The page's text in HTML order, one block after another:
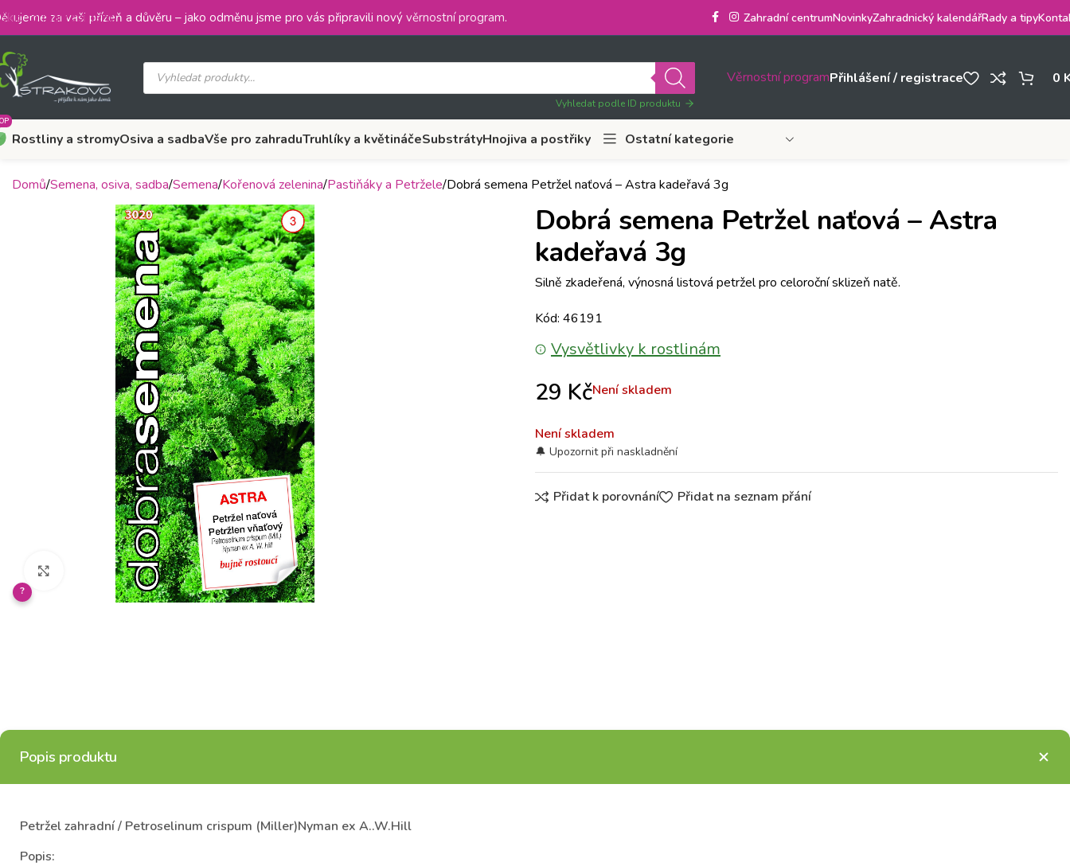
Skip to main content
za vaši přízeň a důvěru – jako odměnu jsme pro vás připravili nový věrnostní program. Zahradní centrumNovinkyZahradnický kalendářRady a tipy
Vyhledat podle ID produktu
Věrnostní programPřihlášení / registrace 0
Rostliny a stromyOsiva a sadbaVše pro zahraduTruhlíky a květináčeSubstrátyHnojiva a postřiky Ostatní kategorie
Domů Semena, osiva, sadba Semena Kořenová zelenina Pastiňáky a Petržele Dobrá semena Petržel naťová – Astra kadeřavá 3g
Klikněte pro zvětšení
?
Dobrá semena Petržel naťová – Astra
kadeřavá 3g
Silně zkadeřená, výnosná listová petržel pro celoroční sklizeň natě.
Kód: 46191
Vysvětlivky k rostlinám
29 KčNení skladem
Není skladem
Přidat k porovnání Přidat na seznam přání
Popis produktu
Petržel zahradní / Petroselinum crispum (Miller)Nyman ex A..W.Hill
Popis: